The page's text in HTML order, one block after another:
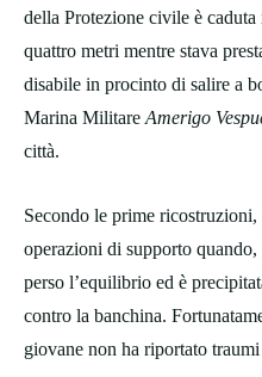
della Protezione civile è caduta
quattro metri mentre stava
disabile in procinto di salire a
Marina Militare Amerigo
città.
Secondo le prime
operazioni di supporto quando,
perso l’equilibrio ed è
contro la banchina.
giovane non ha riportato traumi